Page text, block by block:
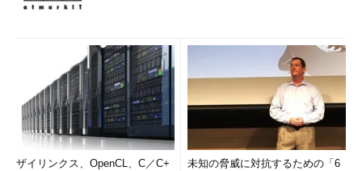
ザイリンクス、OpenCL、C／C+ 未知の脅威に対抗するための「6